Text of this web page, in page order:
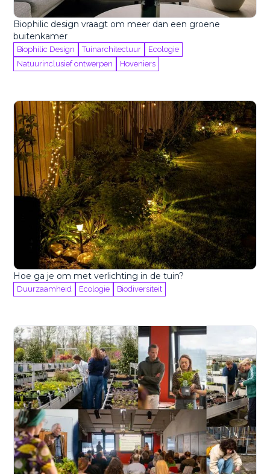
Biophilic design vraagt om meer dan een groene
buitenkamer
Biophilic Design Tuinarchitectuur
Ecologie
Natuurinclusief ontwerpen
Hoveniers
Hoe ga je om met verlichting in de tuin?
Duurzaamheid Ecologie Biodiversiteit